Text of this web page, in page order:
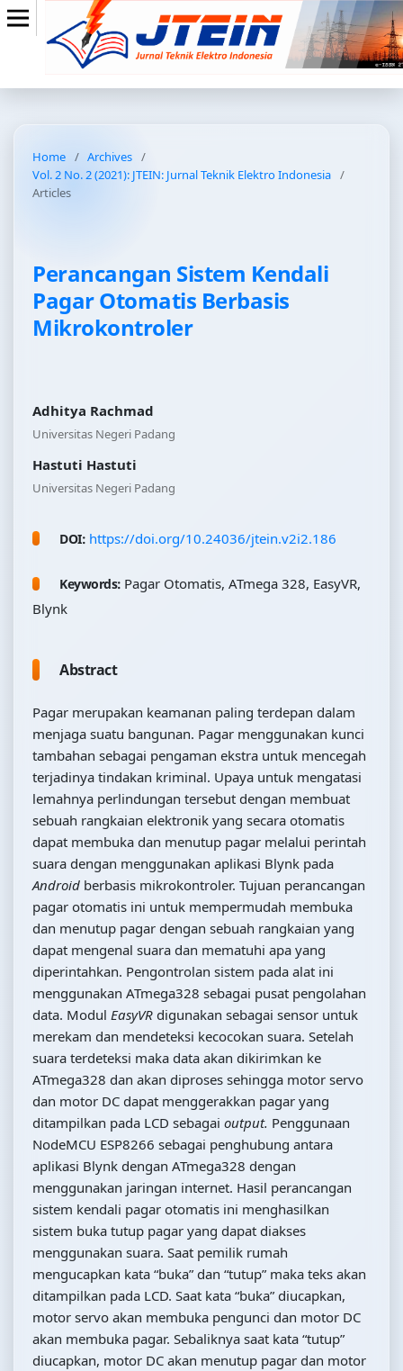
Home / Archives /
Vol. 2 No. 2 (2021): JTEIN: Jurnal Teknik Elektro Indonesia /
Articles
Perancangan Sistem Kendali
Pagar Otomatis Berbasis
Mikrokontroler
Adhitya Rachmad
Universitas Negeri Padang
Hastuti Hastuti
Universitas Negeri Padang
DOI: https://doi.org/10.24036/jtein.v2i2.186
Keywords: Pagar Otomatis, ATmega 328, EasyVR,
Blynk
Abstract
Pagar merupakan keamanan paling terdepan dalam
menjaga suatu bangunan. Pagar menggunakan kunci
tambahan sebagai pengaman ekstra untuk mencegah
terjadinya tindakan kriminal. Upaya untuk mengatasi
lemahnya perlindungan tersebut dengan membuat
sebuah rangkaian elektronik yang secara otomatis
dapat membuka dan menutup pagar melalui perintah
suara dengan menggunakan aplikasi Blynk pada
Android berbasis mikrokontroler. Tujuan perancangan
pagar otomatis ini untuk mempermudah membuka
dan menutup pagar dengan sebuah rangkaian yang
dapat mengenal suara dan mematuhi apa yang
diperintahkan. Pengontrolan sistem pada alat ini
menggunakan ATmega328 sebagai pusat pengolahan
data. Modul EasyVR digunakan sebagai sensor untuk
merekam dan mendeteksi kecocokan suara. Setelah
suara terdeteksi maka data akan dikirimkan ke
ATmega328 dan akan diproses sehingga motor servo
dan motor DC dapat menggerakkan pagar yang
ditampilkan pada LCD sebagai output. Penggunaan
NodeMCU ESP8266 sebagai penghubung antara
aplikasi Blynk dengan ATmega328 dengan
menggunakan jaringan internet. Hasil perancangan
sistem kendali pagar otomatis ini menghasilkan
sistem buka tutup pagar yang dapat diakses
menggunakan suara. Saat pemilik rumah
mengucapkan kata “buka” dan “tutup” maka teks akan
ditampilkan pada LCD. Saat kata “buka” diucapkan,
motor servo akan membuka pengunci dan motor DC
akan membuka pagar. Sebaliknya saat kata “tutup”
diucapkan, motor DC akan menutup pagar dan motor